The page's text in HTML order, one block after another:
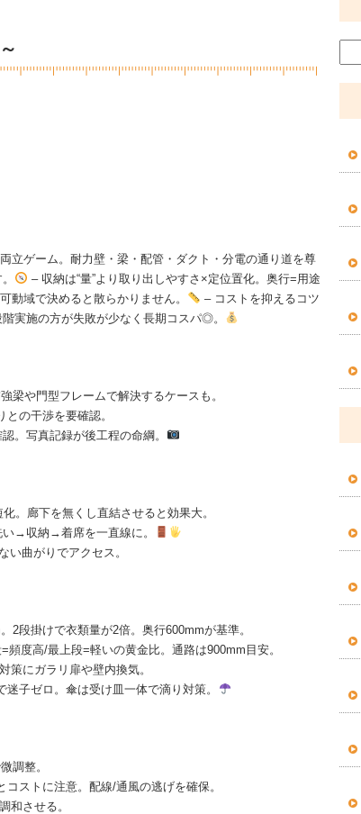
立ゲーム。耐力壁・梁・配管・ダクト・分電の通り道を尊
– 収納は“量”より取り出しやすさ×定位置化。奥行=用途
動域で決めると散らかりません。
– コストを抑えるコツ
実施の方が失敗が少なく長期コスパ◎。
梁や門型フレームで解決するケースも。
の干渉を要確認。
。写真記録が後工程の命綱。
。廊下を無くし直結させると効果大。
→収納→着席を一直線に。
い曲がりでアクセス。
2段掛けで衣類量が2倍。奥行600mmが基準。
度高/最上段=軽いの黄金比。通路は900mm目安。
策にガラリ扉や壁内換気。
子ゼロ。傘は受け皿一体で滴り対策。
調整。
ストに注意。配線/通風の逃げを確保。
和させる。